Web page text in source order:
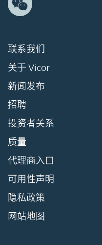
联系我们
关于 Vicor
新闻发布
招聘
投资者关系
质量
代理商入口
可用性声明
隐私政策
网站地图